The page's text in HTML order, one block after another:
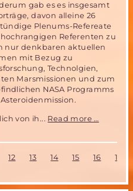
gab es es insgesamt
davon alleine 26
Plenums-Refereate
Referenten zu
nur denkbaren aktuellen
mit Bezug zu
Technolgien,
Marsmissionen und zum
NASA Programms
von ih... Read more …
16.
12 13 14 15 16 17